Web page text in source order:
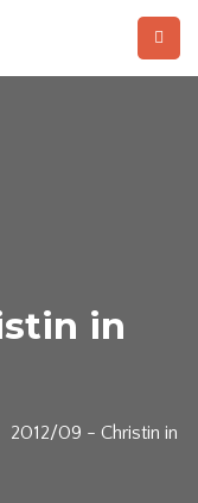
in
2012/09 - Christin in